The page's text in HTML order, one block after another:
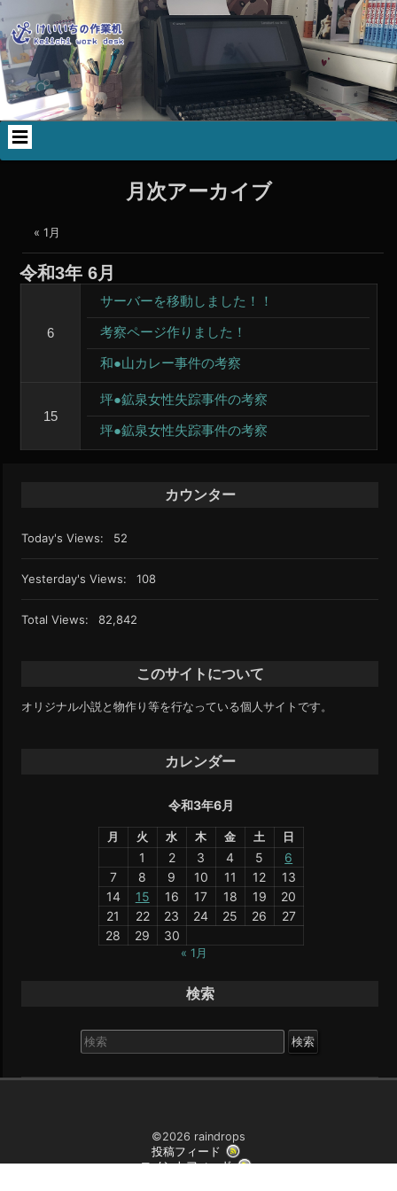
ン
ツ
ス
キ
to
WP_STATISTICS_WIDGET-
to
to
to
月次アーカイブ
« 1月
令和3年 6月
6
サーバーを移動しました！！
考察ページ作りました！
和●山カレー事件の考察
15
坪●鉱泉女性失踪事件の考察
坪●鉱泉女性失踪事件の考察
カウンター
Today's Views: 52
Yesterday's Views: 108
Total Views: 82,842
このサイトについて
オリジナル小説と物作り等を行なっている個人サイトです。
カレンダー
令和3年6月
月 火 水 木 金 土 日
1 2 3 4 5
6
7
8 9 10 11 12
13
14
15 16 17 18 19
20
21
22 23 24 25 26
27
28
29 30
« 1月
検索
索
象:
©2026 raindrops
投稿フィード
コメントフィード